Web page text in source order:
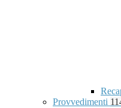
Provvedimenti